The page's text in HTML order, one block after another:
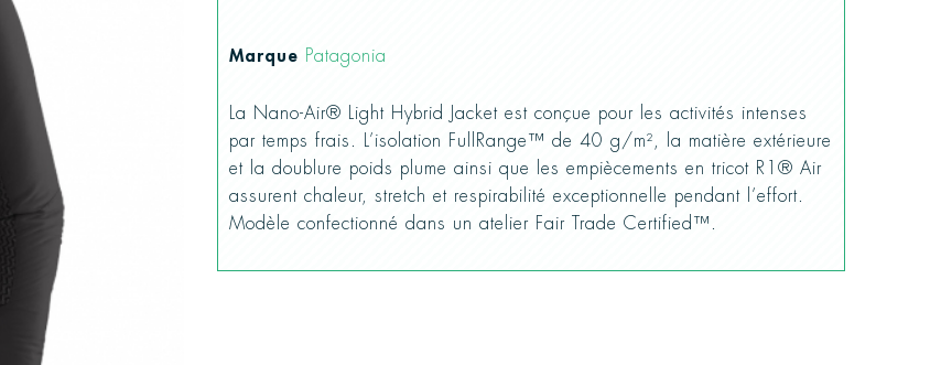
Marque Patagonia
La Nano-Air® Light Hybrid Jacket est conçue pour les activités intenses
par temps frais. L’isolation FullRange™ de 40 g/m², la matière extérieure
et la doublure poids plume ainsi que les empiècements en tricot R1® Air
assurent chaleur, stretch et respirabilité exceptionnelle pendant l’effort.
Modèle confectionné dans un atelier Fair Trade Certified™.